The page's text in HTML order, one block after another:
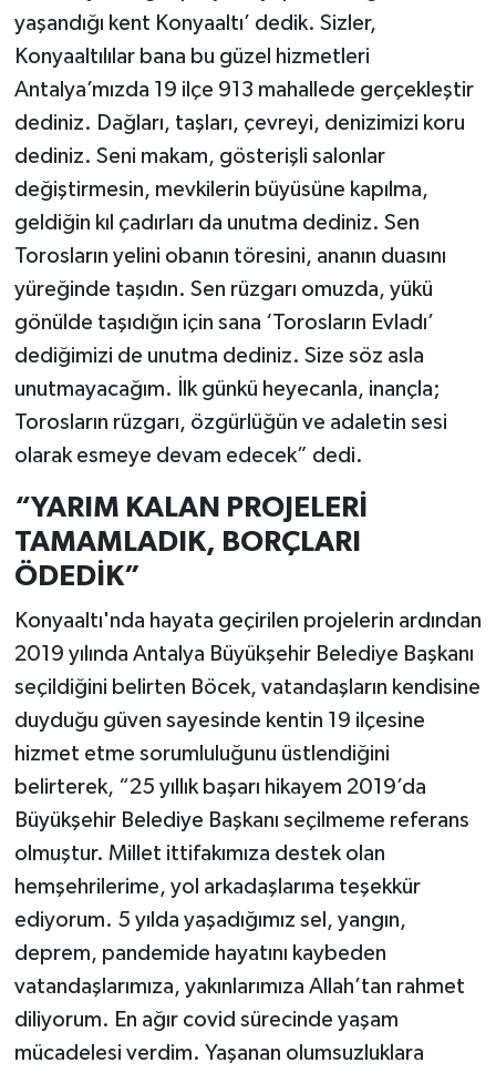
yaşandığı kent Konyaaltı’ dedik. Sizler,
Konyaaltılılar bana bu güzel hizmetleri
Antalya’mızda 19 ilçe 913 mahallede gerçekleştir
dediniz. Dağları, taşları, çevreyi, denizimizi koru
dediniz. Seni makam, gösterişli salonlar
değiştirmesin, mevkilerin büyüsüne kapılma,
geldiğin kıl çadırları da unutma dediniz. Sen
Torosların yelini obanın töresini, ananın duasını
yüreğinde taşıdın. Sen rüzgarı omuzda, yükü
gönülde taşıdığın için sana ‘Torosların Evladı’
dediğimizi de unutma dediniz. Size söz asla
unutmayacağım. İlk günkü heyecanla, inançla;
Torosların rüzgarı, özgürlüğün ve adaletin sesi
olarak esmeye devam edecek” dedi.
“YARIM KALAN PROJELERİ
TAMAMLADIK, BORÇLARI
ÖDEDİK”
Konyaaltı'nda hayata geçirilen projelerin ardından
2019 yılında Antalya Büyükşehir Belediye Başkanı
seçildiğini belirten Böcek, vatandaşların kendisine
duyduğu güven sayesinde kentin 19 ilçesine
hizmet etme sorumluluğunu üstlendiğini
belirterek, “25 yıllık başarı hikayem 2019’da
Büyükşehir Belediye Başkanı seçilmeme referans
olmuştur. Millet ittifakımıza destek olan
hemşehrilerime, yol arkadaşlarıma teşekkür
ediyorum. 5 yılda yaşadığımız sel, yangın,
deprem, pandemide hayatını kaybeden
vatandaşlarımıza, yakınlarımıza Allah’tan rahmet
diliyorum. En ağır covid sürecinde yaşam
mücadelesi verdim. Yaşanan olumsuzluklara